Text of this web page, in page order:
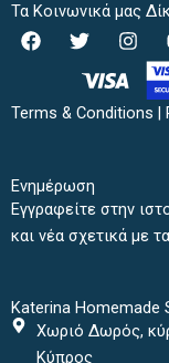
Τα Κοινωνικά μας
F
a
b
T
w
i
t
I
n
t
a
Terms & Conditions |
Ενημέρωση
Εγγραφείτε στην
και νέα σχετικά με
Katerina Homemade
Χωριό Δωρός,
Κύπρος